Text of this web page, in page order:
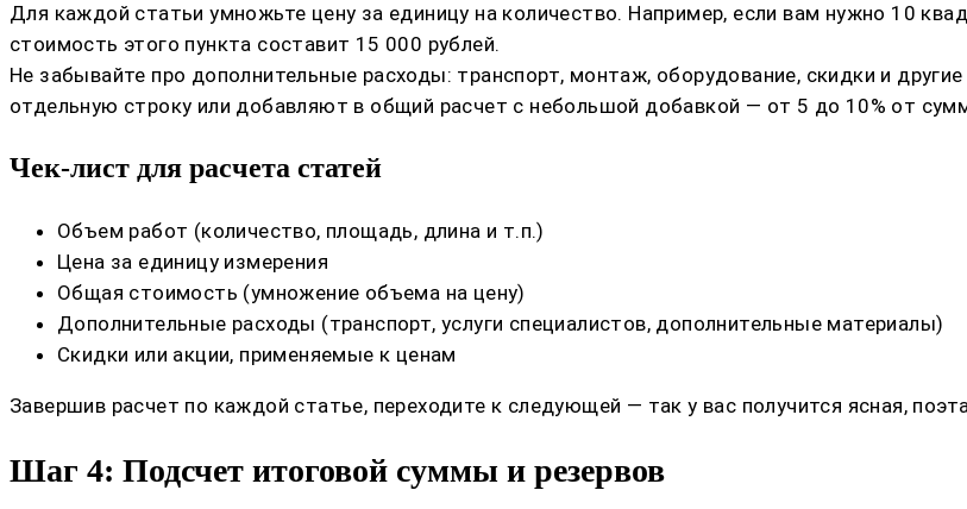
Для каждой статьи умножьте цену за единицу на количество. Например, если вам нужно 10
стоимость этого пункта составит 15 000 рублей.
Не забывайте про дополнительные расходы: транспорт, монтаж, оборудование, скидки и
отдельную строку или добавляют в общий расчет с небольшой добавкой — от 5 до 10% от
Чек-лист для расчета статей
Объем работ (количество, площадь, длина и т.п.)
Цена за единицу измерения
Общая стоимость (умножение объема на цену)
Дополнительные расходы (транспорт, услуги специалистов, дополнительные материалы)
Скидки или акции, применяемые к ценам
Завершив расчет по каждой статье, переходите к следующей — так у вас получится ясная,
Шаг 4: Подсчет итоговой суммы и резервов